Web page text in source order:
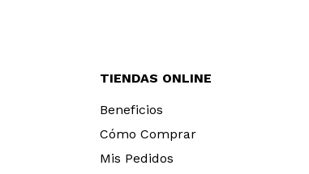
TIENDAS ONLINE
Beneficios
Cómo Comprar
Mis Pedidos